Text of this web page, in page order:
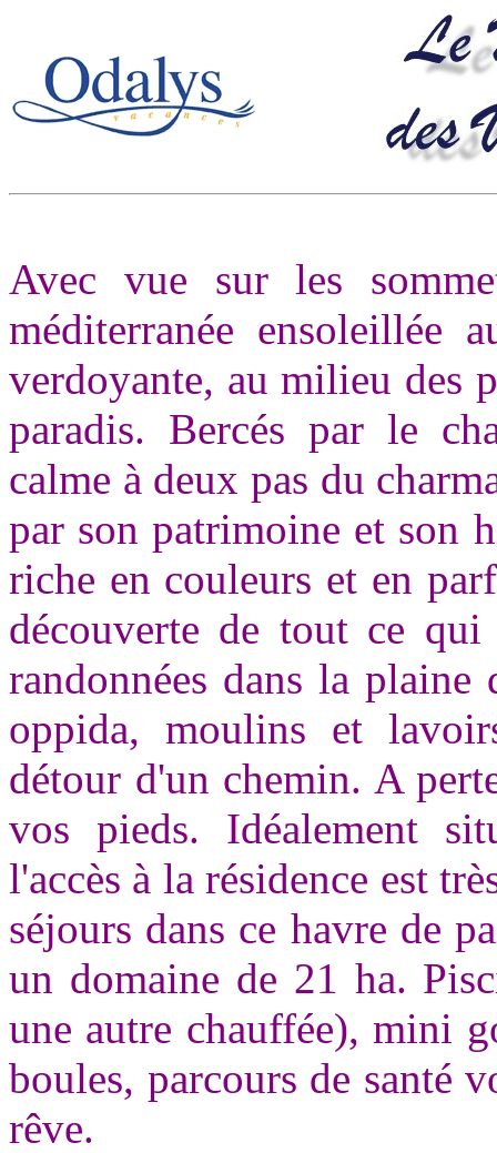
Avec vue sur les
méditerranée ensoleillée
verdoyante, au milieu des
paradis. Bercés par le
calme à deux pas du
par son patrimoine et son
riche en couleurs et en
découverte de tout ce
randonnées dans la plaine
oppida, moulins et
détour d'un chemin. A
vos pieds. Idéalement
l'accès à la résidence est
séjours dans ce havre de
un domaine de 21 ha.
une autre chauffée), mini
boules, parcours de santé
rêve.